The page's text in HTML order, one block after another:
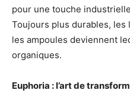
pour une touche
Toujours plus durables,
les ampoules deviennent
organiques.
Euphoria : l’art de